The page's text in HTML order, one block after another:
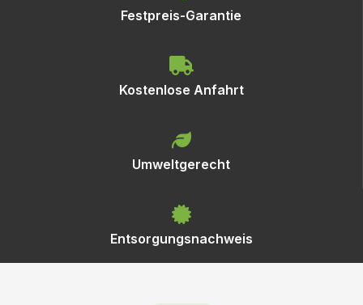
Festpreis-Garantie
Kostenlose Anfahrt
Umweltgerecht
Entsorgungsnachweis